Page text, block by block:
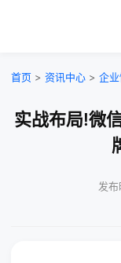
首页 > 资讯中心 > 企业
实战布局!微
发